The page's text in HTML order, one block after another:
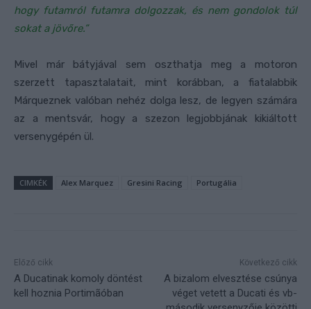
hogy futamról futamra dolgozzak, és nem gondolok túl
sokat a jövőre.”
Mivel már bátyjával sem oszthatja meg a motoron
szerzett tapasztalatait, mint korábban, a fiatalabbik
Márqueznek valóban nehéz dolga lesz, de legyen számára
az a mentsvár, hogy a szezon legjobbjának kikiáltott
versenygépén ül.
CIMKÉK Alex Marquez Gresini Racing Portugália
Előző cikk
A Ducatinak komoly döntést
kell hoznia Portimãóban
Következő cikk
A bizalom elvesztése csúnya
véget vetett a Ducati és vb-